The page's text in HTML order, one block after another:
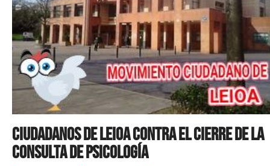
Ciudadanos de Leioa contra el cierre de la
consulta de Psicología